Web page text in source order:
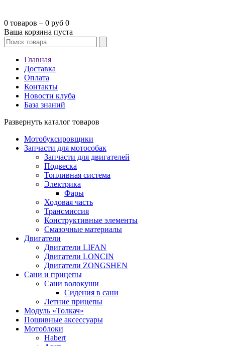
0 товаров – 0 руб 0
Ваша корзина пуста
Главная
Доставка
Оплата
Контакты
Новости клуба
База знаний
Развернуть каталог товаров
Мотобуксировщики
Запчасти для мотособак
Запчасти для двигателей
Подвеска
Топливная система
Электрика
Фары
Ходовая часть
Трансмиссия
Конструктивные элементы
Смазочные материалы
Двигатели
Двигатели LIFAN
Двигатели LONCIN
Двигатели ZONGSHEN
Сани и прицепы
Сани волокуши
Сидения в сани
Летние прицепы
Модуль «Толкач»
Пошивные аксессуары
Мотоблоки
Habert